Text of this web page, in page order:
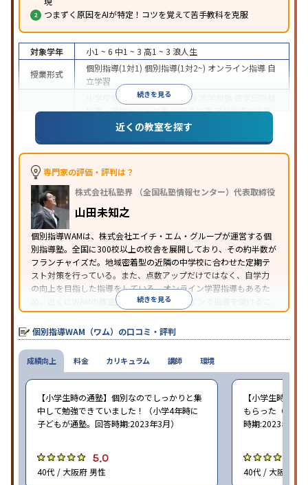
つまずく原因をAIが特定！コツを覚えて苦手教科を克服
続きを見る
対象学年 小1 ~ 6 中1 ~ 3 高1 ~ 3 浪人生
授業形式
個別指導(1対1) 個別指導(1対2~) オンライン指導 自
立学習
小学校受験 中学受験 高校受験
授業・定期テスト対策内申点対策学習習慣の定着
総合型選抜(旧AO)対策推薦入試対策
数学特化
対策英語・英会話特化対策その他科目別特化対策
特徴
中高一貫校生に対応
応
1科目から受講可能
※2023年3月調査。小学校高学年の個別指導塾アンケート調査方法を参
近くの教室を探す
専門家の評価・評判は？
株式会社私塾界 （全国私塾情報センター）代表取締役
山田未知之
個別指導WAMは、株式会社エイチ・エム・グループが運営する個
別指導塾。全国に300校以上の校舎を展開しており、その約半数が
フランチャイズだ。地域密着型の近隣の中学校に合わせた定期テ
スト対策を行っている。また、点数アップだけではなく、自学力
の向上を目指した指導をしている。オンライン学習指導もあるた
め、近くにWAMの教室がなくても、オンラインで指導を受けるこ
とができる。
続きを見る
個別指導WAM（ワム）の口コミ・評判
成績向上
【小学生時の通塾】個別なのでしっかりと集
中して勉強できていました！（小学4年時に
子どもが通塾。回答時期:2023年3月）
5.0
40代 / 大阪府 男性
【小学生時の通
もらった（小学
時期:2023年3月
40代 / 大阪府 女
料金 カリキュラム 講師 環境